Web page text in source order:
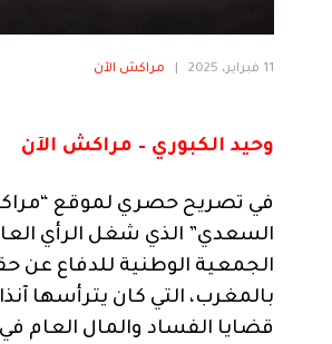
11 فبراير، 2025 مراكش الآن
وحيد الكبوري – مراكش الآن
في تصريح حصري لموقع “
السعدي” الذي شغل الرأي
الجمعية الوطنية للدفاع عن
بالمغرب، التي كان يترأسها
قضايا الفساد والمال العام